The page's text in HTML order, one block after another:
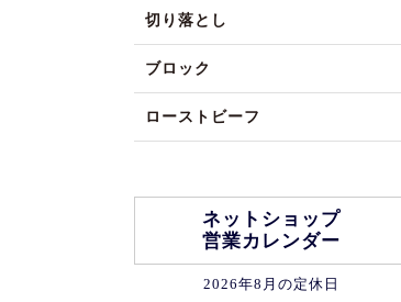
切り落とし
ブロック
ローストビーフ
ネットショップ
営業カレンダー
2026年8月の定休日